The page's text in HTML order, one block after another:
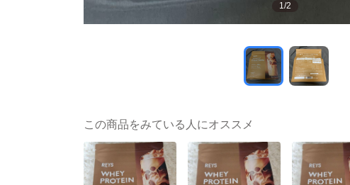
1/2
この商品をみている人にオススメ